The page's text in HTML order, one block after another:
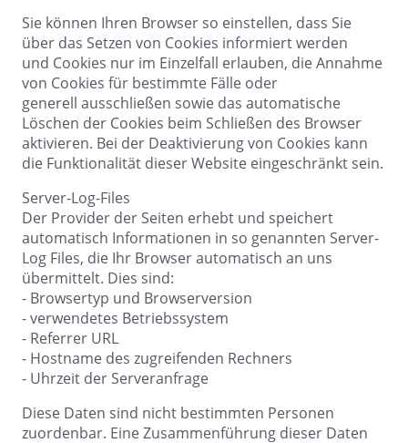
Sie können Ihren Browser so einstellen, dass Sie
über das Setzen von Cookies informiert werden
und Cookies nur im Einzelfall erlauben, die Annahme
von Cookies für bestimmte Fälle oder
generell ausschließen sowie das automatische
Löschen der Cookies beim Schließen des Browser
aktivieren. Bei der Deaktivierung von Cookies kann
die Funktionalität dieser Website eingeschränkt sein.
Server-Log-Files
Der Provider der Seiten erhebt und speichert
automatisch Informationen in so genannten Server-
Log Files, die Ihr Browser automatisch an uns
übermittelt. Dies sind:
- Browsertyp und Browserversion
- verwendetes Betriebssystem
- Referrer URL
- Hostname des zugreifenden Rechners
- Uhrzeit der Serveranfrage
Diese Daten sind nicht bestimmten Personen
zuordenbar. Eine Zusammenführung dieser Daten